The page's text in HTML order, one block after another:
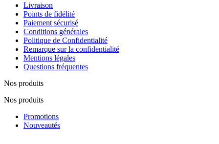
Livraison
Points de fidélité
Paiement sécurisé
Conditions générales
Politique de Confidentialité
Remarque sur la confidentialité
Mentions légales
Questions fréquentes
Nos produits
Nos produits
Promotions
Nouveautés